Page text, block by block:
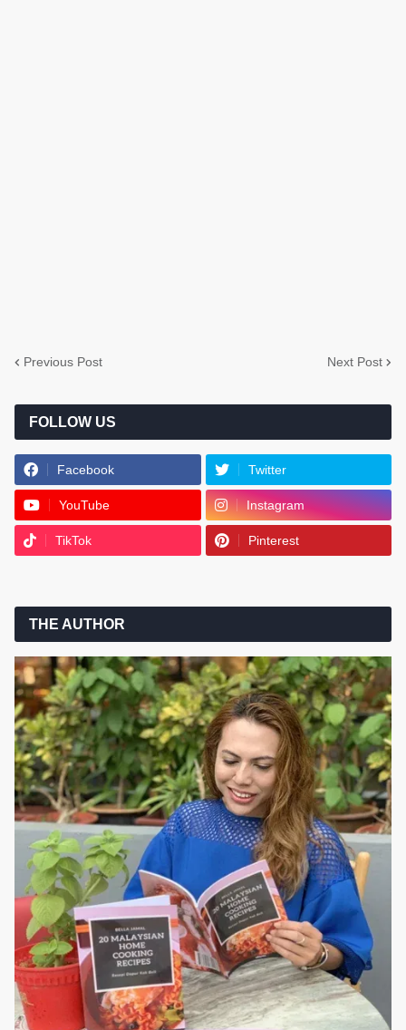
Previous Post Next Post
FOLLOW US
Facebook Twitter
YouTube Instagram
TikTok Pinterest
THE AUTHOR